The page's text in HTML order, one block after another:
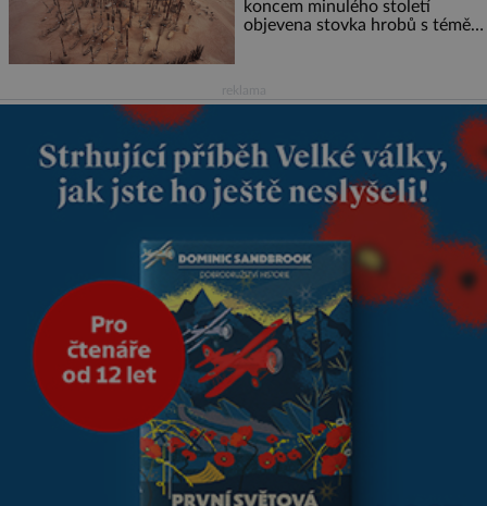
koncem minulého století
objevena stovka hrobů s téměř
modrou filcovou čapkou, z níž
se draly blonďaté vlásky. Fakt,
že jsou těla dávných lidí
nesmírně dobře zachovalá,
přičítají odborníci zdejším
klimatickým podmínkám.
Sucho, prosolené písky a
extrémně